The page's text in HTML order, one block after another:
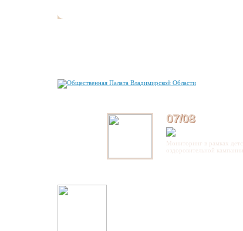
07/08
Мониторинг в рамках
оздоровительной